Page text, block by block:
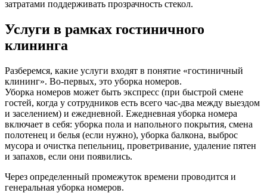
затратами поддерживать прозрачность стекол.
Услуги в рамках гостиничного
клининга
Разберемся, какие услуги входят в понятие «гостиничный
клининг». Во-первых, это уборка номеров.
Уборка номеров может быть экспресс (при быстрой смене
гостей, когда у сотрудников есть всего час-два между выездом
и заселением) и ежедневной. Ежедневная уборка номера
включает в себя: уборка пола и напольного покрытия, смена
полотенец и белья (если нужно), уборка балкона, выброс
мусора и очистка пепельниц, проветривание, удаление пятен
и запахов, если они появились.
Через определенный промежуток времени проводится и
генеральная уборка номеров.